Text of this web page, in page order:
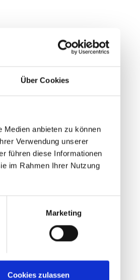
Über Cookies
Medien anbieten zu können
Verwendung unserer
führen diese Informationen
im Rahmen Ihrer Nutzung
Marketing
Cookies zulassen